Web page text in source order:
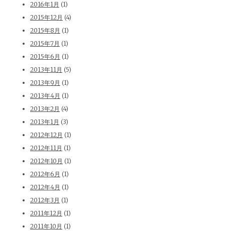
2016年1月 (1)
2015年12月 (4)
2015年8月 (1)
2015年7月 (1)
2015年6月 (1)
2013年11月 (5)
2013年9月 (1)
2013年4月 (1)
2013年2月 (4)
2013年1月 (3)
2012年12月 (1)
2012年11月 (1)
2012年10月 (1)
2012年6月 (1)
2012年4月 (1)
2012年3月 (1)
2011年12月 (1)
2011年10月 (1)